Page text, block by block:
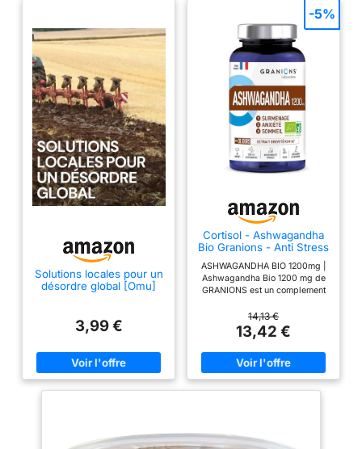
Solutions locales pour un
désordre global [Omu]
3,99 €
Cortisol - Ashwagandha
Bio Granions - Anti Stress
- KSM-66-60 Comprimes
ASHWAGANDHA BIO 1200mg |
Ashwagandha Bio 1200 mg de
GRANIONS est un complement
reconnu pour ses effets
antistress et ses bienfaits sur
l'anxiete. Cette plante
adaptogène, l'Ashwagandha,
aide à réduire le stress tout en
favorisant l'équilibre mental et
KSM-66 | L'extrait breveté
14,13 €
13,42 €
-5%